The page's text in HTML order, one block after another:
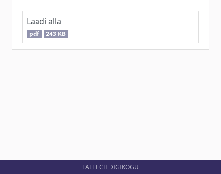
Laadi alla
pdf 243 KB
TALTECH DIGIKOGU